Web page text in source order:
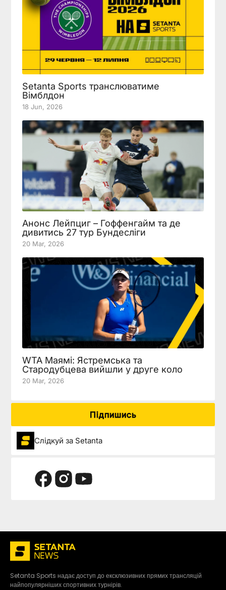
Setanta Sports транслюватиме
Вімблдон
18 Jun, 2026
Анонс Лейпциг – Гоффенгайм та де
дивитись 27 тур Бундесліги
20 Mar, 2026
WTA Маямі: Ястремська та
Стародубцева вийшли у друге коло
20 Mar, 2026
Підпишись
Слідкуй за Setanta
Setanta Sports надає доступ до ексклюзивних прямих трансляцій
найпопулярніших спортивних турнірів.